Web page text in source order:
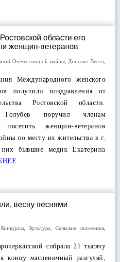
области его
женщин-ветеранов
Отечественной войны, Донские Вести
Международного женского
получили поздравления от
Ростовской области.
Голубев поручил членам
посетить женщин-ветеранов
по месту их жительства в г.
бывшие медик Екатерина
весну песнями
Конкурсы Культура ,Сельские поселения
собрала 21 тысячу
концу масленичный разгуляй,